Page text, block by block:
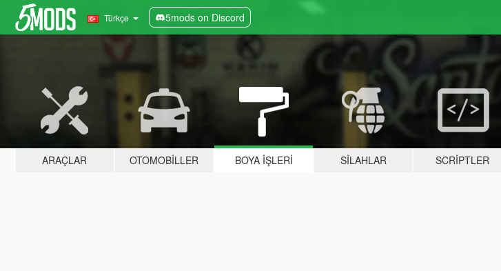
Türkçe 5mods on Discord
ARAÇLAR OTOMOBILLER BOYA İŞLERI SILAHLAR SCRIPTLER